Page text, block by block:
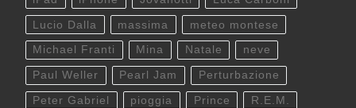
Lucio Dalla massima meteo montese
Michael Franti Mina Natale neve
Paul Weller Pearl Jam Perturbazione
Peter Gabriel pioggia Prince R.E.M.